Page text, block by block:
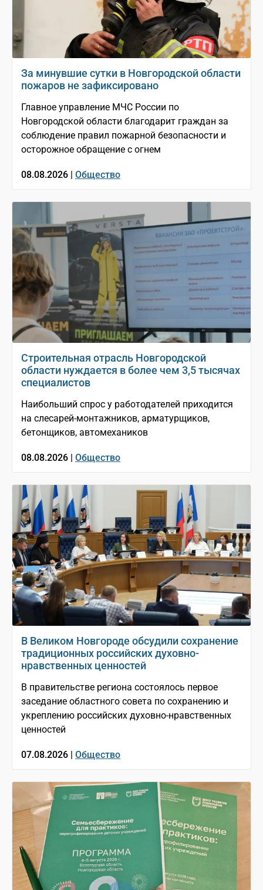
За минувшие сутки в Новгородской области
пожаров не зафиксировано
Главное управление МЧС России по
Новгородской области благодарит граждан за
соблюдение правил пожарной безопасности и
осторожное обращение с огнем
08.08.2026 | Общество
Строительная отрасль Новгородской
области нуждается в более чем 3,5 тысячах
специалистов
Наибольший спрос у работодателей приходится
на слесарей-монтажников, арматурщиков,
бетонщиков, автомехаников
08.08.2026 | Общество
В Великом Новгороде обсудили сохранение
традиционных российских духовно-
нравственных ценностей
В правительстве региона состоялось первое
заседание областного совета по сохранению и
укреплению российских духовно-нравственных
ценностей
07.08.2026 | Общество